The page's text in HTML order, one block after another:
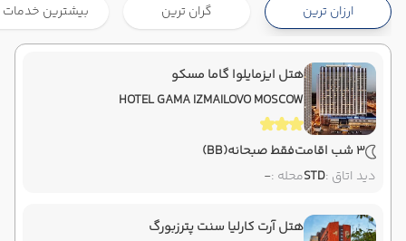
نوع سفر :هواییEconomy معراج ایر
ساعت حرکت :07:30
04:30
پایان سفر سنت پترزبورگ , فرودگاه پالکوو LED
تهران , فرودگاه بین‌المللی امام خمینی IKA
نوع سفر :هواییEconomy
ساعت حرکت : 12:30
ارزان ترین گران ترین بیشترین خدمات
هتل ایزمایلوا گاما مسکو
HOTEL GAMA IZMAILOVO MOSCOW
3 شب اقامت فقط صبحانه(BB)
دید اتاق :STDمحله :-
هتل آرت کارلیا سنت پترزبورگ